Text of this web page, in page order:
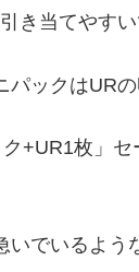
き当てやすい
パックはUR
ク+UR1枚」
いでいるよう